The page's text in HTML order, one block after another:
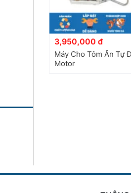
3,950,000 đ
Máy Cho Tôm Ăn Tự
Motor